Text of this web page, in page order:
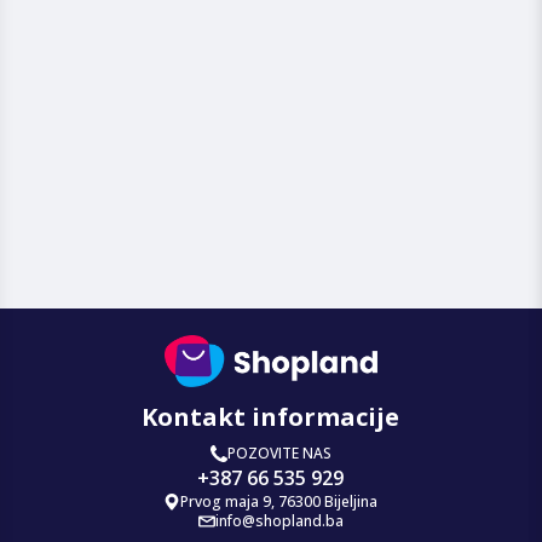
Kontakt informacije
POZOVITE NAS
+387 66 535 929
Prvog maja 9, 76300 Bijeljina
info@shopland.ba